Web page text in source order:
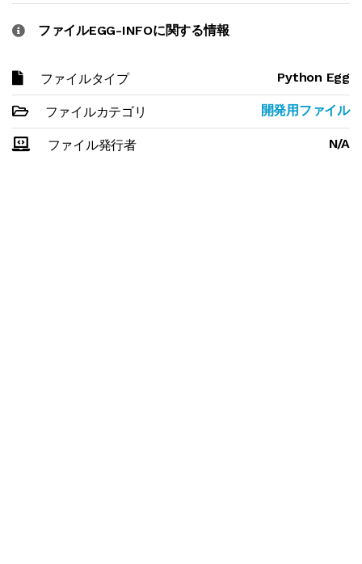
ファイルEGG-INFOに関する情報
ファイルタイプ Python Egg
ファイルカテゴリ 開発用ファイル
ファイル発行者 N/A